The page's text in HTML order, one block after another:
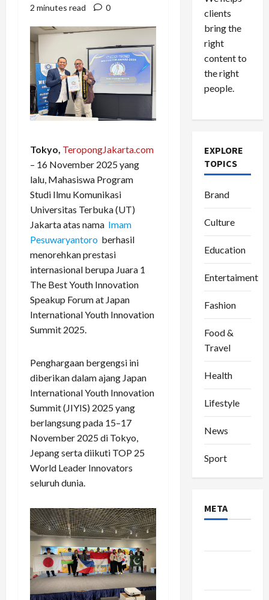
2 minutes read
0
Tokyo, TeropongJakarta.com
– 16 November 2025 yang
lalu, Mahasiswa Program
Studi Ilmu Komunikasi
Universitas Terbuka (UT)
Jakarta atas nama Imam
Pesuwaryantoro berhasil
menorehkan prestasi
internasional berupa Juara 1
The Best Youth Innovation
Speakup Forum at Japan
International Youth Innovation
Summit 2025.
Penghargaan bergengsi ini
diberikan dalam ajang Japan
International Youth Innovation
Summit (JIYIS) 2025 yang
berlangsung pada 15–17
November 2025 di Tokyo,
Jepang serta diikuti TOP 25
World Leader Innovators
seluruh dunia.
clients
bring the
right
content to
the right
people.
EXPLORE
TOPICS
Brand
Culture
Education
Entertaiment
Fashion
Food &
Travel
Health
Lifestyle
News
Sport
META